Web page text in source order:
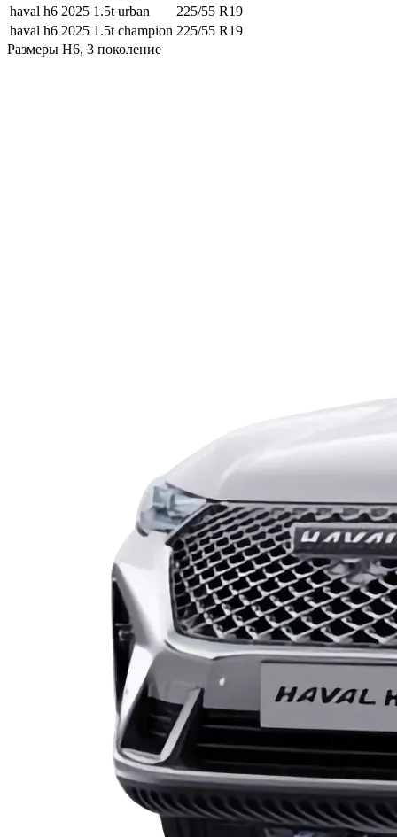
haval h6 2025 1.5t urban
225/55 R19
haval h6 2025 1.5t champion 225/55 R19
Размеры H6, 3 поколение